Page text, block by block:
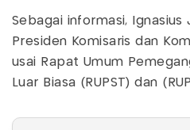
Sebagai informasi,
Presiden Komisaris dan
usai Rapat Umum
Luar Biasa (RUPST) dan